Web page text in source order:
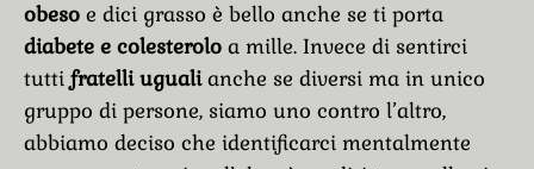
obeso e dici grasso è bello anche se ti porta
diabete e colesterolo a mille. Invece di sentirci
tutti fratelli ugualianche se diversi ma in unico
gruppo di persone, siamo uno contro l’altro,
abbiamo deciso che identificarci mentalmente